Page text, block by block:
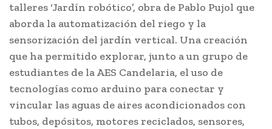
talleres ‘Jardín robótico’, obra de Pablo Pujol que
aborda la automatización del riego y la
sensorización del jardín vertical. Una creación
que ha permitido explorar, junto a un grupo de
estudiantes de la AES Candelaria, el uso de
tecnologías como arduino para conectar y
vincular las aguas de aires acondicionados con
tubos, depósitos, motores reciclados, sensores,